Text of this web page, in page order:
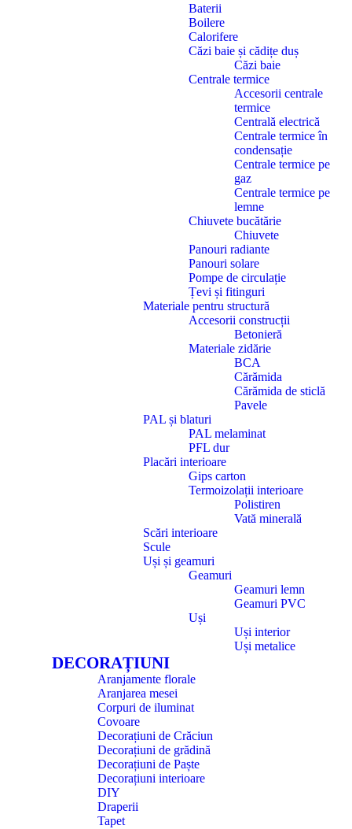
Baterii
Boilere
Calorifere
Căzi baie și cădițe duș
Căzi baie
Centrale termice
Accesorii centrale
termice
Centrală electrică
Centrale termice în
condensație
Centrale termice pe
gaz
Centrale termice pe
lemne
Chiuvete bucătărie
Chiuvete
Panouri radiante
Panouri solare
Pompe de circulație
Țevi și fitinguri
Materiale pentru structură
Accesorii construcții
Betonieră
Materiale zidărie
BCA
Cărămida
Cărămida de sticlă
Pavele
PAL și blaturi
PAL melaminat
PFL dur
Placări interioare
Gips carton
Termoizolații interioare
Polistiren
Vată minerală
Scări interioare
Scule
Uși și geamuri
Geamuri
Geamuri lemn
Geamuri PVC
Uși
Uși interior
Uși metalice
DECORAȚIUNI
Aranjamente florale
Aranjarea mesei
Corpuri de iluminat
Covoare
Decorațiuni de Crăciun
Decorațiuni de grădină
Decorațiuni de Paște
Decorațiuni interioare
DIY
Draperii
Tapet